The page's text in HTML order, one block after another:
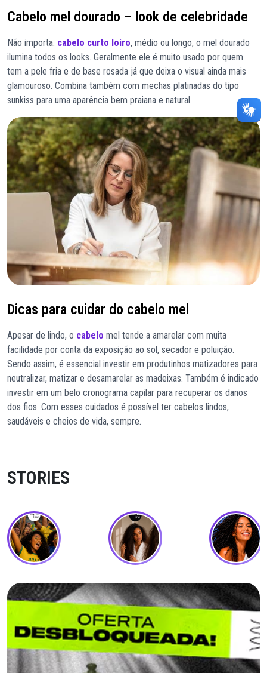
Cabelo mel dourado – look de celebridade
Não importa: cabelo curto loiro, médio ou longo, o mel dourado
ilumina todos os looks. Geralmente ele é muito usado por quem
tem a pele fria e de base rosada já que deixa o visual ainda mais
glamouroso. Combina também com mechas platinadas do tipo
sunkiss para uma aparência bem praiana e natural.
Dicas para cuidar do cabelo mel
Apesar de lindo, o cabelo mel tende a amarelar com muita
facilidade por conta da exposição ao sol, secador e poluição.
Sendo assim, é essencial investir em produtinhos matizadores para
neutralizar, matizar e desamarelar as madeixas. Também é indicado
investir em um belo cronograma capilar para recuperar os danos
dos fios. Com esses cuidados é possível ter cabelos lindos,
saudáveis e cheios de vida, sempre.
STORIES